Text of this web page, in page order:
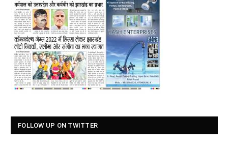
FOLLOW UP ON TWITTER